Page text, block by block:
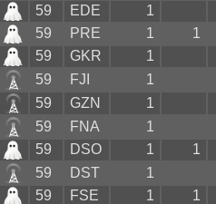
59 EDE
1
59 PRE 1
1
59 GKR
1
59 FJI
1
59 GZN
1
59 FNA
1
59 DSO 1
1
59 DST
1
59 FSE 1
1